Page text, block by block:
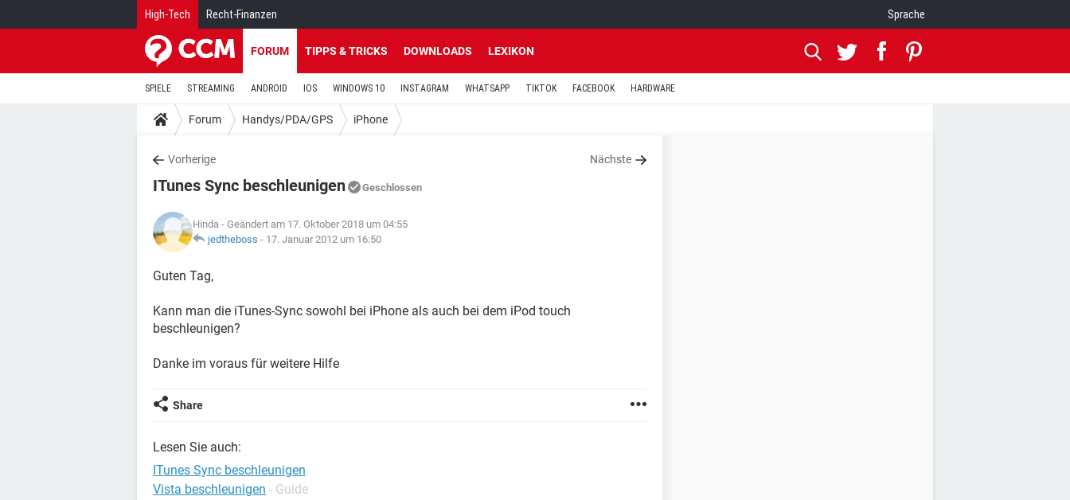
High-Tech Recht-Finanzen Sprache
FORUM TIPPS & TRICKS DOWNLOADS LEXIKON
SPIELE STREAMING ANDROID IOS WINDOWS 10 INSTAGRAM WHATSAPP TIKTOK FACEBOOK HARDWARE
Forum Handys/PDA/GPS iPhone
Vorherige Nächste
ITunes Sync beschleunigen Geschlossen
Hinda - Geändert am 17. Oktober 2018 um 04:55
jedtheboss - 17. Januar 2012 um 16:50
Guten Tag,
Kann man die iTunes-Sync sowohl bei iPhone als auch bei dem iPod touch
beschleunigen?
Danke im voraus für weitere Hilfe
Share
Lesen Sie auch:
ITunes Sync beschleunigen
Vista beschleunigen - Guide